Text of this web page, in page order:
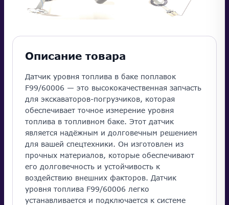
Описание товара
Датчик уровня топлива в баке поплавок
F99/60006 — это высококачественная запчасть
для экскаваторов-погрузчиков, которая
обеспечивает точное измерение уровня
топлива в топливном баке. Этот датчик
является надёжным и долговечным решением
для вашей спецтехники. Он изготовлен из
прочных материалов, которые обеспечивают
его долговечность и устойчивость к
воздействию внешних факторов. Датчик
уровня топлива F99/60006 легко
устанавливается и подключается к системе